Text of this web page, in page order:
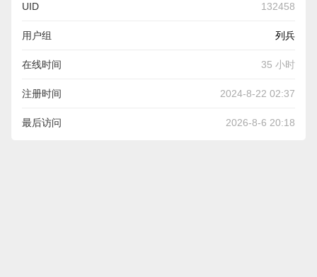
UID 132458
用户组 列兵
在线时间 35 小时
注册时间 2024-8-22 02:37
最后访问 2026-8-6 20:18